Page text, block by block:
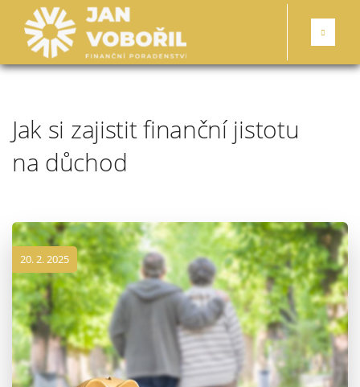
Jak si zajistit finanční jistotu
na důchod
20. 2. 2025